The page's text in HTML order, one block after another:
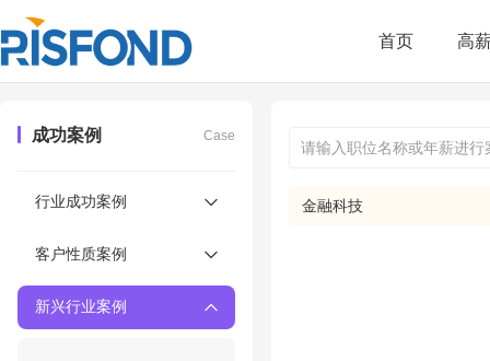
首页 高
成功案例 Case
行业成功案例
客户性质案例
新兴行业案例
金融科技